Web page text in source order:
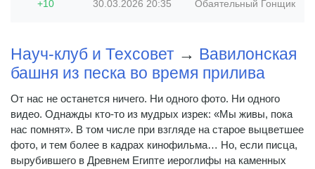
+10 30.03.2026 20:35 Обаятельный Гонщик
Науч-клуб и Техсовет → Вавилонская
башня из песка во время прилива
От нас не останется ничего. Ни одного фото. Ни одного
видео. Однажды кто-то из мудрых изрек: «Мы живы, пока
нас помнят». В том числе при взгляде на старое выцветшее
фото, и тем более в кадрах кинофильма… Но, если писца,
вырубившего в Древнем Египте иероглифы на каменных